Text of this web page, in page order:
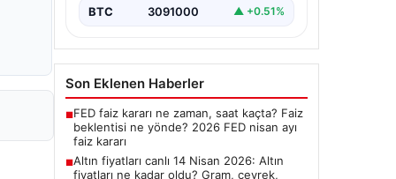
BTC 3091000 ▲ +0.51%
Son Eklenen Haberler
■FED faiz kararı ne zaman, saat kaçta? Faiz
beklentisi ne yönde? 2026 FED nisan ayı
faiz kararı
■Altın fiyatları canlı 14 Nisan 2026: Altın
fiyatları ne kadar oldu? Gram, çeyrek,